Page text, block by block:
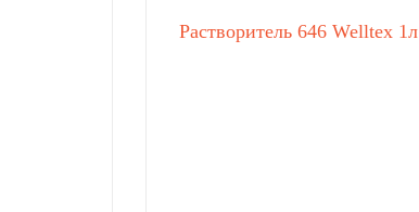
Растворитель 646 Welltex 1л